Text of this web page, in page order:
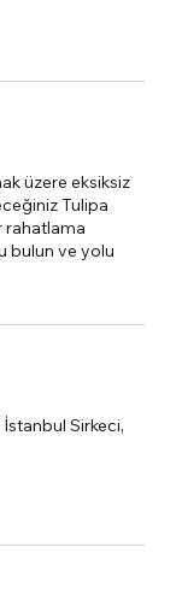
üzere eksiksiz
Tulipa
rahatlama
bulun ve yolu
Sirkeci,